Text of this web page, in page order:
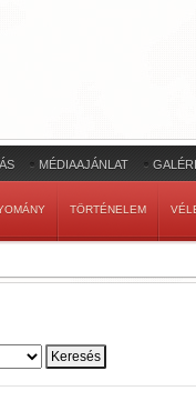
MÉDIAAJÁNLAT
TÖRTÉNELEM